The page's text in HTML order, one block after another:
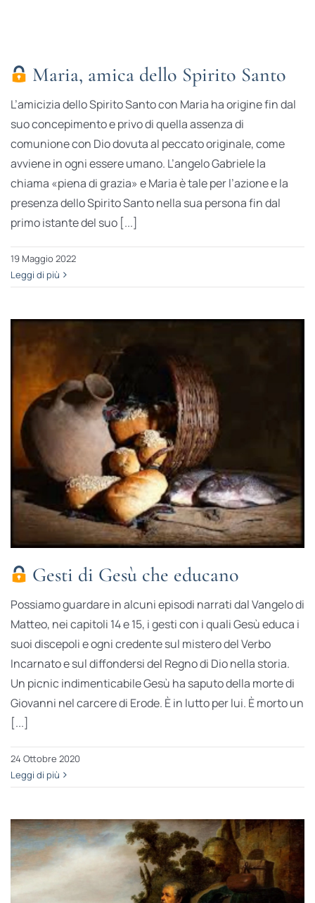
Maria, amica dello Spirito Santo
L’amicizia dello Spirito Santo con Maria ha origine fin dal
suo concepimento e privo di quella assenza di
comunione con Dio dovuta al peccato originale, come
avviene in ogni essere umano. L’angelo Gabriele la
chiama «piena di grazia» e Maria è tale per l’azione e la
presenza dello Spirito Santo nella sua persona fin dal
primo istante del suo [...]
19 Maggio 2022
Leggi di più
Gesti di Gesù che educano
Possiamo guardare in alcuni episodi narrati dal Vangelo di
Matteo, nei capitoli 14 e 15, i gesti con i quali Gesù educa i
suoi discepoli e ogni credente sul mistero del Verbo
Incarnato e sul diffondersi del Regno di Dio nella storia.
Un picnic indimenticabile Gesù ha saputo della morte di
Giovanni nel carcere di Erode. È in lutto per lui. È morto un
[...]
24 Ottobre 2020
Leggi di più